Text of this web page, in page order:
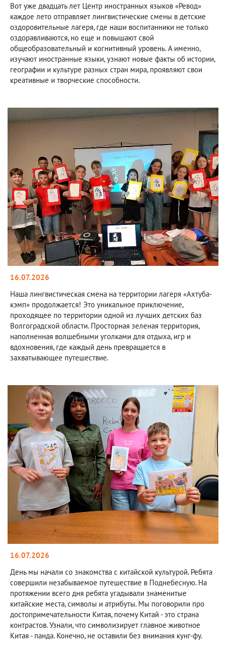
Вот уже двадцать лет Центр иностранных языков «Ревод»
каждое лето отправляет лингвистические смены в детские
оздоровительные лагеря, где наши воспитанники не только
оздоравливаются, но еще и повышают свой
общеобразовательный и когнитивный уровень. А именно,
изучают иностранные языки, узнают новые факты об истории,
географии и культуре разных стран мира, проявляют свои
креативные и творческие способности.
16.07.2026
Наша лингвистическая смена на территории лагеря «Ахтуба-
кэмп» продолжается! Это уникальное приключение,
проходящее по территории одной из лучших детских баз
Волгоградской области. Просторная зеленая территория,
наполненная волшебными уголками для отдыха, игр и
вдохновения, где каждый день превращается в
захватывающее путешествие.
16.07.2026
День мы начали со знакомства с китайской культурой. Ребята
совершили незабываемое путешествие в Поднебесную. На
протяжении всего дня ребята угадывали знаменитые
китайские места, символы и атрибуты. Мы поговорили про
достопримечательности Китая, почему Китай - это страна
контрастов. Узнали, что символизирует главное животное
Китая - панда. Конечно, не оставили без внимания кунг-фу.